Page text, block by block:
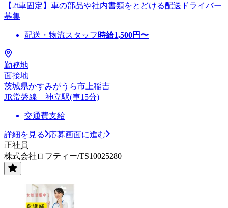
【2t車固定】車の部品や社内書類をとどける配送ドライバー
募集
配送・物流スタッフ 時給1,500円〜
勤務地
面接地
茨城県かすみがうら市上稲吉
JR常磐線 神立駅(車15分)
交通費支給
詳細を見る
応募画面に進む
正社員
株式会社ロフティー/TS10025280